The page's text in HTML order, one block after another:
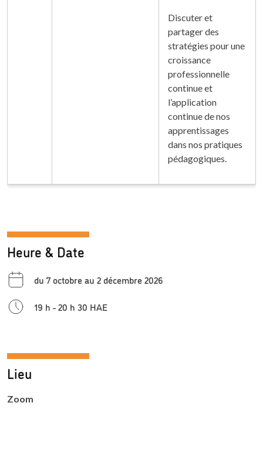
Discuter et
partager des
stratégies pour une
croissance
professionnelle
continue et
l’application
continue de nos
apprentissages
dans nos pratiques
pédagogiques.
Heure & Date
du 7 octobre au 2 décembre 2026
19 h - 20 h 30 HAE
Lieu
Zoom